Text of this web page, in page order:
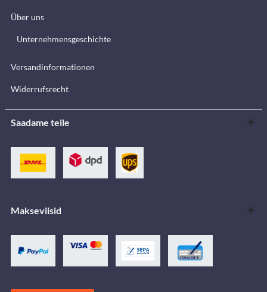
Über uns
Unternehmensgeschichte
Versandinformationen
Widerrufsrecht
Saadame teile
Makseviisid